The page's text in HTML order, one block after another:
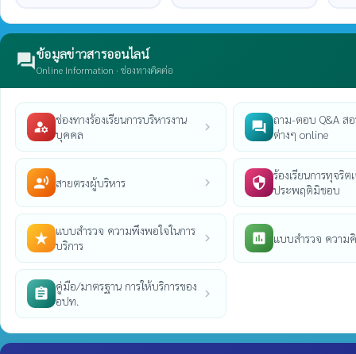
forumข้อมูลข่าวสารออนไลน์
Online Information · ช่องทางติดต่อ
manage_accounts ช่องทางร้องเรียนการบริหารงาน
บุคคล
chevron_right question_answer ถาม-ตอบ Q&A ส
ต่างๆ online
record_voice_over สายตรงผู้บริหาร chevron_right security ร้องเรียนการทุจริต
ประพฤติมิชอบ
star_rate
แบบสำรวจ ความพึงพอใจในการ
บริการ
chevron_right poll แบบสำรวจ ความ
assignment
คู่มือ/มาตรฐาน การให้บริการของ
อปท.
chevron_right